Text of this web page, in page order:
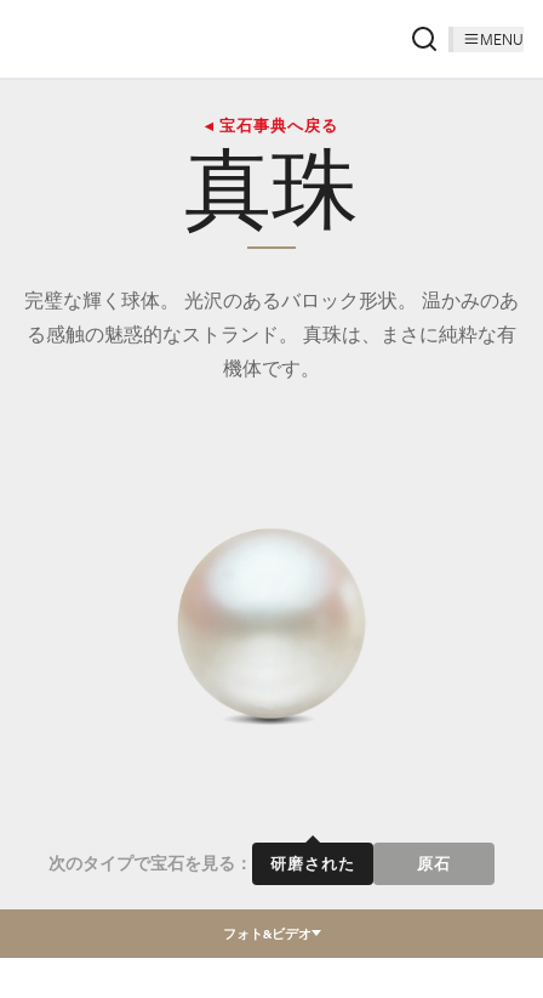
MENU
◂ 宝石事典へ戻る
真珠
完璧な輝く球体。 光沢のあるバロック形状。 温かみのあ
る感触の魅惑的なストランド。 真珠は、まさに純粋な有
機体です。
次のタイプで宝石を見る： 研磨された 原石
フォト&ビデオ